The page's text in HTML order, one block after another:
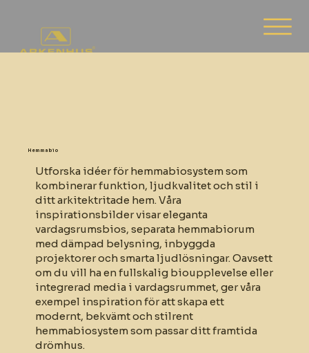
Hemmabio
Utforska idéer för hemmabiosystem som
kombinerar funktion, ljudkvalitet och stil i
ditt arkitektritade hem. Våra
inspirationsbilder visar eleganta
vardagsrumsbios, separata hemmabiorum
med dämpad belysning, inbyggda
projektorer och smarta ljudlösningar. Oavsett
om du vill ha en fullskalig bioupplevelse eller
integrerad media i vardagsrummet, ger våra
exempel inspiration för att skapa ett
modernt, bekvämt och stilrent
hemmabiosystem som passar ditt framtida
drömhus.